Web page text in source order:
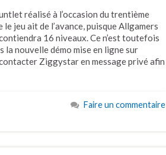
réalisé à l’occasion du trentième
jeu ait de l’avance, puisque Allgamers
16 niveaux. Ce n’est toutefois
la nouvelle démo mise en ligne sur
Ziggystar en message privé afin
Faire un commentaire